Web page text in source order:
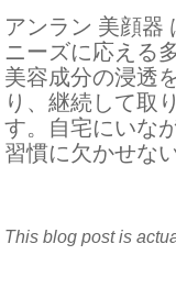
アンラン 美顔器
ニーズに応える
美容成分の浸透
り、継続して取
す。自宅にいな
習慣に欠かせな
This blog post is